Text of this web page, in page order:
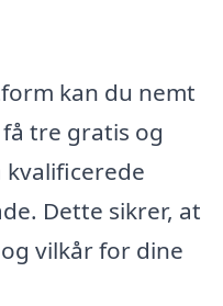
kan du nemt
tre gratis og
Dette sikrer, at
vilkår for dine